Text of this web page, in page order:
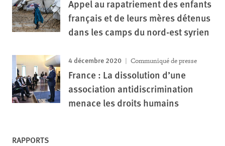
Appel au rapatriement des enfants
français et de leurs mères détenus
dans les camps du nord-est syrien
4 décembre 2020 Communiqué de presse
France : La dissolution d’une
association antidiscrimination
menace les droits humains
RAPPORTS